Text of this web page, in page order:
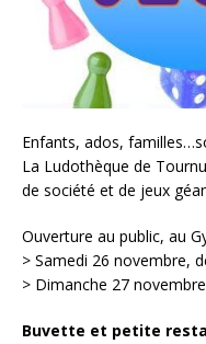
Enfants, ados,
La Ludothèque de
de société et de jeux
Ouverture au public, au
> Samedi 26 novembre,
> Dimanche 27
Buvette et petite